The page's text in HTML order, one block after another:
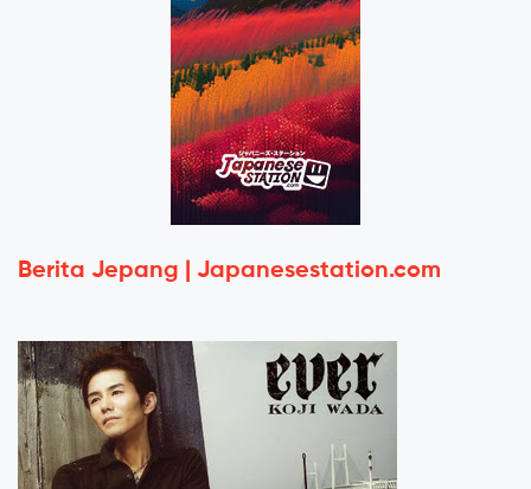
Berita Jepang | Japanesestation.com